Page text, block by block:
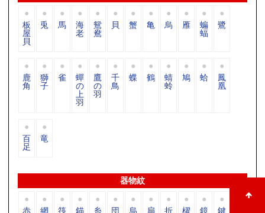
板
屋
貝
兎 馬 海
老
鴛
鴦
貝 蟹 亀 烏 雁 蝙
蝠
鷺
鹿
角
獅
子
雀 蟬
の
上
羽
鷹
の
羽
千
鳥
蝶 鶴 蜻
蛉
鳩 蛤 鳳
凰
百
足
竜
器物紋
赤 網 筏 錨 糸 団 烏 扇 折 櫂 鏡 鍵